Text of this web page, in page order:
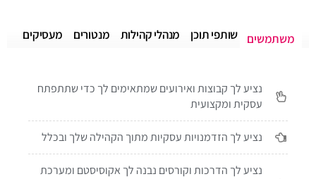
משתמשים שותפי תוכן מנהלי קהילות מנטורים מעסיקים
נציע לך קבוצות ואירועים שמתאימים לך כדי שתתפתח
עסקית ומקצועית
נציע לך הזדמנויות עסקיות מתוך הקהילה שלך ובכלל
נציע לך הדרכות וקורסים נבנה לך אקוסיסטם ומערכת